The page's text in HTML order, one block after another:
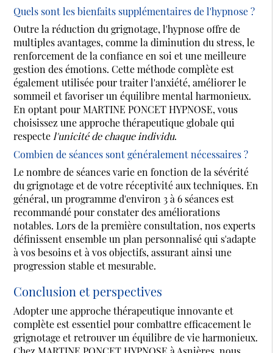
Quels sont les bienfaits supplémentaires de l'hypnose ?
Outre la réduction du grignotage, l'hypnose offre de
multiples avantages, comme la diminution du stress, le
renforcement de la confiance en soi et une meilleure
gestion des émotions. Cette méthode complète est
également utilisée pour traiter l'anxiété, améliorer le
sommeil et favoriser un équilibre mental harmonieux.
En optant pour MARTINE PONCET HYPNOSE, vous
choisissez une approche thérapeutique globale qui
respecte l'unicité de chaque individu.
Combien de séances sont généralement nécessaires ?
Le nombre de séances varie en fonction de la sévérité
du grignotage et de votre réceptivité aux techniques. En
général, un programme d'environ 3 à 6 séances est
recommandé pour constater des améliorations
notables. Lors de la première consultation, nos experts
définissent ensemble un plan personnalisé qui s'adapte
à vos besoins et à vos objectifs, assurant ainsi une
progression stable et mesurable.
Conclusion et perspectives
Adopter une approche thérapeutique innovante et
complète est essentiel pour combattre efficacement le
grignotage et retrouver un équilibre de vie harmonieux.